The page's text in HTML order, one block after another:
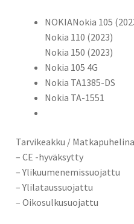
NOKIANokia 105
Nokia 110 (2023)
Nokia 150 (2023)
Nokia 105 4G
Nokia TA1385-DS
Nokia TA-1551
Tarvikeakku /
– CE -hyväksytty
– Ylikuumenemissuojattu
– Ylilataussuojattu
– Oikosulkusuojattu